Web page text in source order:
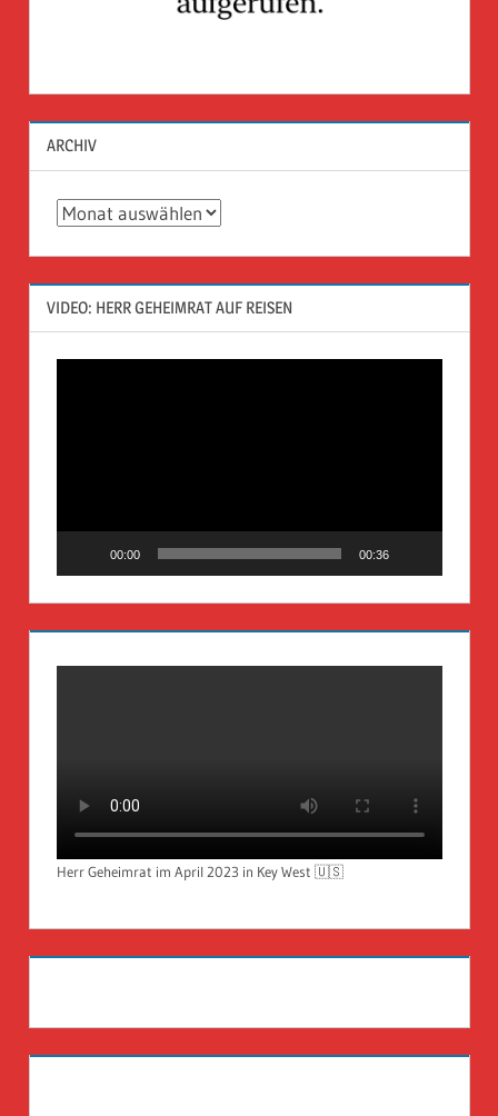
ARCHIV
Archiv
VIDEO: HERR GEHEIMRAT AUF REISEN
00:00 00:36
Herr Geheimrat im April 2023 in Key West 🇺🇸